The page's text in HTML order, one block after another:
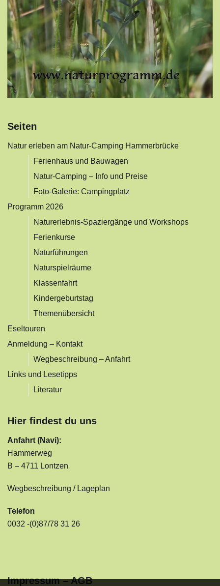
Seiten
Natur erleben am Natur-Camping Hammerbrücke
Ferienhaus und Bauwagen
Natur-Camping – Info und Preise
Foto-Galerie: Campingplatz
Programm 2026
Naturerlebnis-Spaziergänge und Workshops
Ferienkurse
Naturführungen
Naturspielräume
Klassenfahrt
Kindergeburtstag
Themenübersicht
Eseltouren
Anmeldung – Kontakt
Wegbeschreibung – Anfahrt
Links und Lesetipps
Literatur
Hier findest du uns
Anfahrt (Navi):
Hammerweg
B – 4711 Lontzen
Wegbeschreibung / Lageplan
Telefon
0032 -(0)87/78 31 26
Impressum – AGB